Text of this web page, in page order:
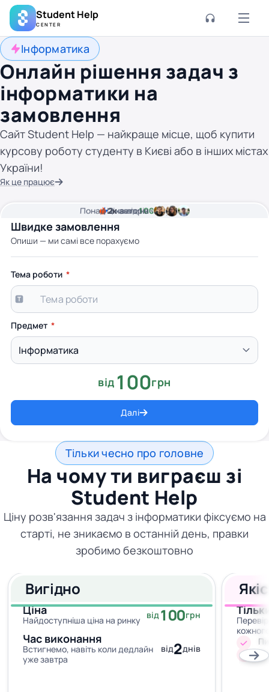
Student Help
CENTER
Інформатика
Онлайн рішення задач з
інформатики на
замовлення
Сайт Student Help — найкраще місце, щоб купити
курсову роботу студенту в Києві або в інших містах
України!
Як це працює
Швидке замовлення
Опиши — ми самі все порахуємо
2хвилини часу
Ціна від100 грн
Понад2кавторів
Тема роботи
Предмет
від 100грн
Далі
Тільки чесно про головне
На чому ти виграєш зі
Student Help
Ціну розв'язання задач з інформатики фіксуємо на
старті, не зникаємо в останній день, правки
зробимо безкоштовно
Вигідно
Ціна
Найдоступніша ціна на ринку від100грн
Час виконання
Встигнемо, навіть коли дедлайн
уже завтра
від2днів